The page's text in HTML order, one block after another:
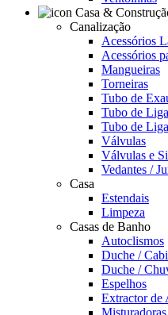
Canalização
Acessórios
Acessórios
Mangueiras
Torneiras
Tubo de
Tubo de
Tubo de
Válvulas
Válvulas e
Vedantes /
Casa
Estendais
Limpeza
Casas de Banho
Autoclismos
Duche /
Duche /
Espelhos
Extractor de
Misturadoras